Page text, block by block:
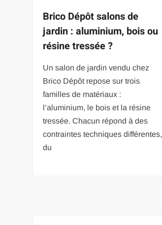
Brico Dépôt salons de
jardin : aluminium, bois ou
résine tressée ?
Un salon de jardin vendu chez
Brico Dépôt repose sur trois
familles de matériaux :
l’aluminium, le bois et la résine
tressée. Chacun répond à des
contraintes techniques différentes,
du